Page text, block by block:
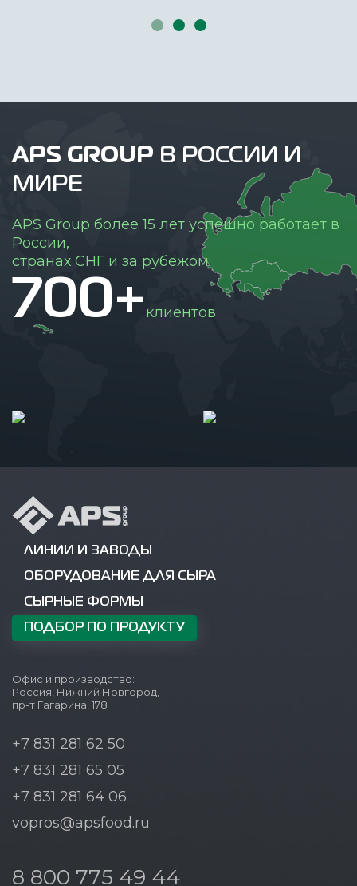
APS GROUP В РОССИИ И
МИРЕ
APS Group более 15 лет успешно работает в
России,
странах СНГ и за рубежом:
700+ клиентов
ЛИНИИ И ЗАВОДЫ
ОБОРУДОВАНИЕ ДЛЯ СЫРА
СЫРНЫЕ ФОРМЫ
ПОДБОР ПО ПРОДУКТУ
Офис и производство:
Россия, Нижний Новгород,
пр-т Гагарина, 178
+7 831 281 62 50
+7 831 281 65 05
+7 831 281 64 06
vopros@apsfood.ru
8 800 775 49 44